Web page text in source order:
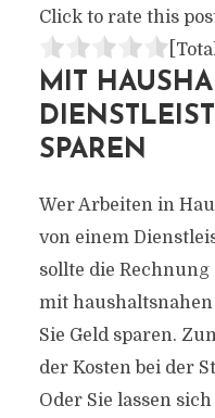
Click to rate this
MIT
SPAREN
Wer Arbeiten in
von einem
sollte die
mit
Sie Geld sparen.
der Kosten bei der
Oder Sie lassen